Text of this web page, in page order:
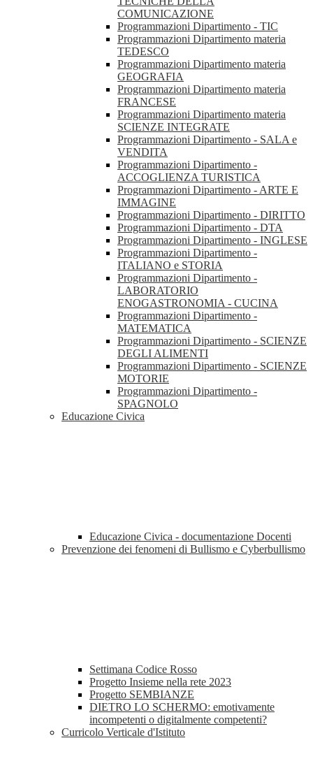
COMUNICAZIONE
Programmazioni Dipartimento - TIC
Programmazioni Dipartimento materia
TEDESCO
Programmazioni Dipartimento materia
GEOGRAFIA
Programmazioni Dipartimento materia
FRANCESE
Programmazioni Dipartimento materia
SCIENZE INTEGRATE
Programmazioni Dipartimento - SALA e
VENDITA
Programmazioni Dipartimento -
ACCOGLIENZA TURISTICA
Programmazioni Dipartimento - ARTE E
IMMAGINE
Programmazioni Dipartimento - DIRITTO
Programmazioni Dipartimento - DTA
Programmazioni Dipartimento - INGLESE
Programmazioni Dipartimento -
ITALIANO e STORIA
Programmazioni Dipartimento -
LABORATORIO
ENOGASTRONOMIA - CUCINA
Programmazioni Dipartimento -
MATEMATICA
Programmazioni Dipartimento - SCIENZE
DEGLI ALIMENTI
Programmazioni Dipartimento - SCIENZE
MOTORIE
Programmazioni Dipartimento -
SPAGNOLO
Educazione Civica
Educazione Civica - documentazione Docenti
Prevenzione dei fenomeni di Bullismo e Cyberbullismo
Settimana Codice Rosso
Progetto Insieme nella rete 2023
Progetto SEMBIANZE
DIETRO LO SCHERMO: emotivamente
incompetenti o digitalmente competenti?
Curricolo Verticale d'Istituto